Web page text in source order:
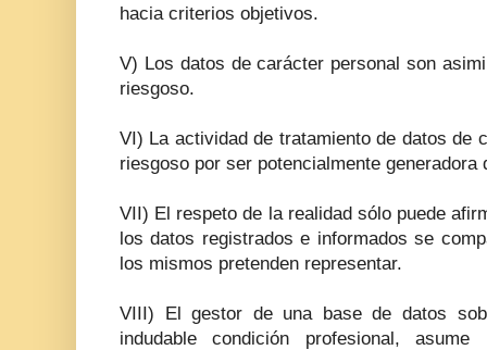
hacia criterios objetivos.
V) Los datos de carácter personal son
riesgoso.
VI) La actividad de tratamiento de datos de
riesgoso por ser potencialmente generadora
VII) El respeto de la realidad sólo puede
los datos registrados e informados se
los mismos pretenden representar.
VIII) El gestor de una base de datos
indudable condición profesional,